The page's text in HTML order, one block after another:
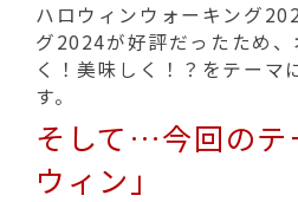
ハロウィンウォーキング
グ2024が好評だったため、
く！美味しく！？をテーマ
す。
そして…今回のテ
ウィン」